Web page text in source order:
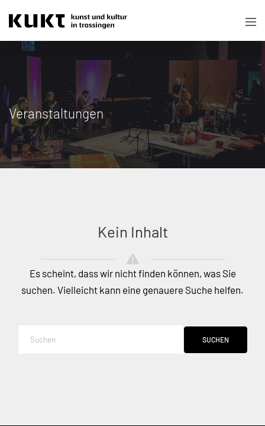
Veranstaltungen
Kein Inhalt
Es scheint, dass wir nicht finden können, was Sie
suchen. Vielleicht kann eine genauere Suche helfen.
SUCHEN